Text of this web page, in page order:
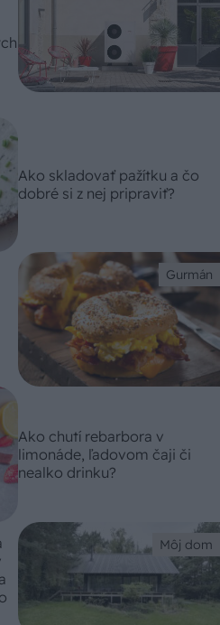
Ako skladovať pažítku a čo
dobré si z nej pripraviť?
Gurmán
Ako chutí rebarbora v
limonáde, ľadovom čaji či
nealko drinku?
Môj dom